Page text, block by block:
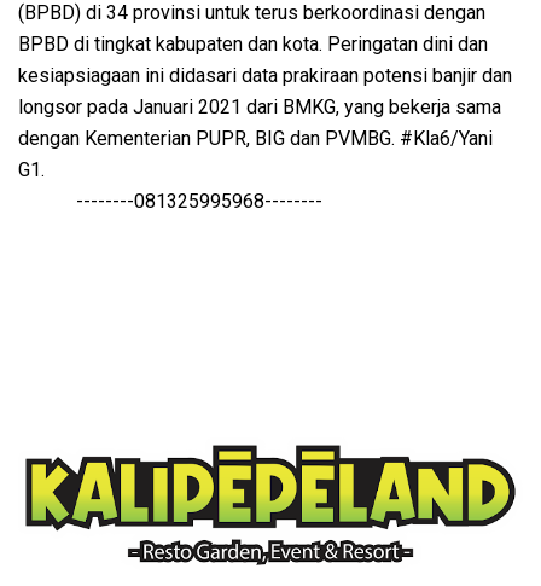
(BPBD) di 34 provinsi untuk terus berkoordinasi dengan
BPBD di tingkat kabupaten dan kota. Peringatan dini dan
kesiapsiagaan ini didasari data prakiraan potensi banjir dan
longsor pada Januari 2021 dari BMKG, yang bekerja sama
dengan Kementerian PUPR, BIG dan PVMBG. #Kla6/Yani
G1.
--------081325995968--------